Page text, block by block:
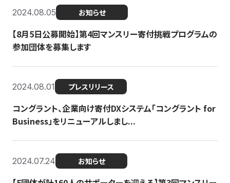
2024.08.05 お知らせ
【8月5日公募開始】第4回マンスリー寄付挑戦プログラムの
参加団体を募集します
2024.08.01 プレスリリース
コングラント、企業向け寄付DXシステム「コングラント for
Business」をリニューアルしまし...
2024.07.24 お知らせ